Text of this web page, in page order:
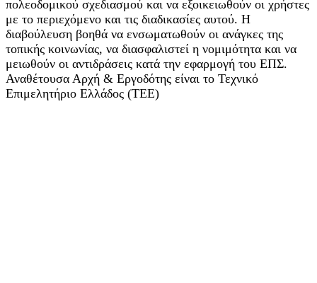
πολεοδομικού σχεδιασμού και να εξοικειωθούν οι χρήστες
με το περιεχόμενο και τις διαδικασίες αυτού. Η
διαβούλευση βοηθά να ενσωματωθούν οι ανάγκες της
τοπικής κοινωνίας, να διασφαλιστεί η νομιμότητα και να
μειωθούν οι αντιδράσεις κατά την εφαρμογή του ΕΠΣ.
Αναθέτουσα Αρχή & Εργοδότης είναι το Τεχνικό
Επιμελητήριο Ελλάδος (ΤΕΕ)